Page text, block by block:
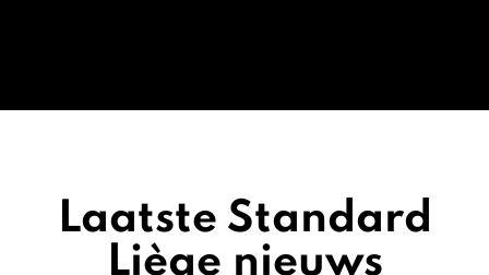
Laatste Standard
Liège nieuws